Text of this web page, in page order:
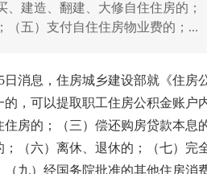
、建造、翻建、大修自住住房的
（五）支付自住住房物业费的；...
日消息，住房城乡建设部就《住
的，可以提取职工住房公积金账户
住房的；（三）偿还购房贷款本息
；（六）离休、退休的；（七）完
（九）经国务院批准的其他住房消